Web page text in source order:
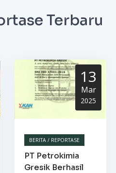
Terbaru
13
Mar
2025
BERITA / REPORTASE
PT Petrokimia
Gresik Berhasil